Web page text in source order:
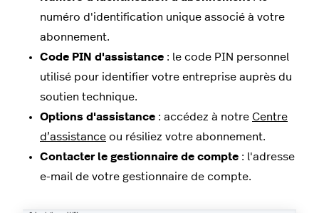
numéro d'identification unique associé à votre
abonnement.
Code PIN d'assistance : le code PIN personnel
utilisé pour identifier votre entreprise auprès du
soutien technique.
Options d'assistance : accédez à notre Centre
d’assistance ou résiliez votre abonnement.
Contacter le gestionnaire de compte : l'adresse
e-mail de votre gestionnaire de compte.